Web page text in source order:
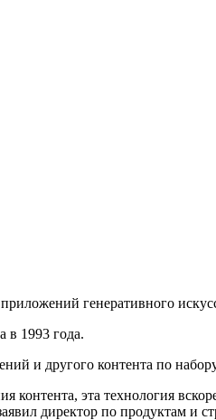
генеративного
в 1993 года.
и другого контента по
контента, эта технология
директор по продуктам и